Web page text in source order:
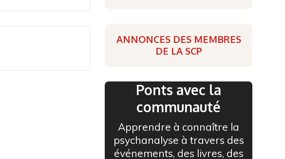
ANNONCES DES MEMBRES
DE LA SCP
Ponts avec la
communauté
Apprendre à connaître la
psychanalyse à travers des
événements, des livres, des